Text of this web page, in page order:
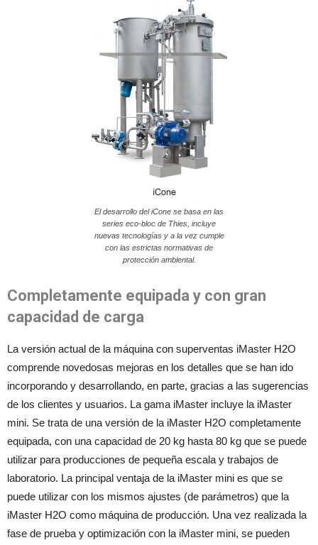
El desarrollo del iCone se basa en las
series eco-bloc de Thies, incluye
nuevas tecnologías y a la vez cumple
con las estrictas normativas de
protección ambiental.
Completamente equipada y con gran
capacidad de carga
La versión actual de la máquina con superventas iMaster H2O
comprende novedosas mejoras en los detalles que se han ido
incorporando y desarrollando, en parte, gracias a las sugerencias
de los clientes y usuarios. La gama iMaster incluye la iMaster
mini. Se trata de una versión de la iMaster H2O completamente
equipada, con una capacidad de 20 kg hasta 80 kg que se puede
utilizar para producciones de pequeña escala y trabajos de
laboratorio. La principal ventaja de la iMaster mini es que se
puede utilizar con los mismos ajustes (de parámetros) que la
iMaster H2O como máquina de producción. Una vez realizada la
fase de prueba y optimización con la iMaster mini, se pueden